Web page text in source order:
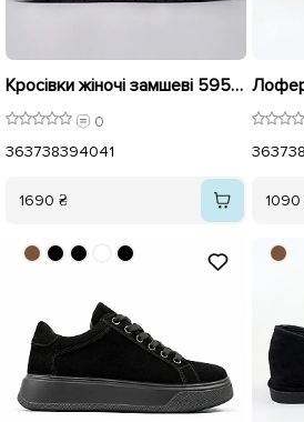
Кросівки жіночі замшеві 595973 Чорні
0
363738394041
1690 ₴
363738
1090